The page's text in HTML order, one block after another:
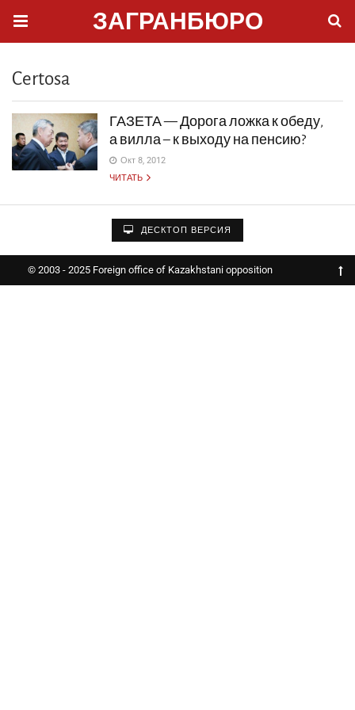
ЗАГРАНБЮРО
Certosa
ГАЗЕТА — Дорога ложка к обеду,
а вилла – к выходу на пенсию?
Окт 8, 2012
ЧИТАТЬ
ДЕСКТОП ВЕРСИЯ
© 2003 - 2025 Foreign office of Kazakhstani opposition